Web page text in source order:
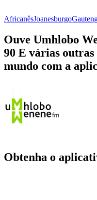
AfricanêsJoanesburgo
Ouve Umhlobo
90 E várias outras
mundo com a
Obtenha o